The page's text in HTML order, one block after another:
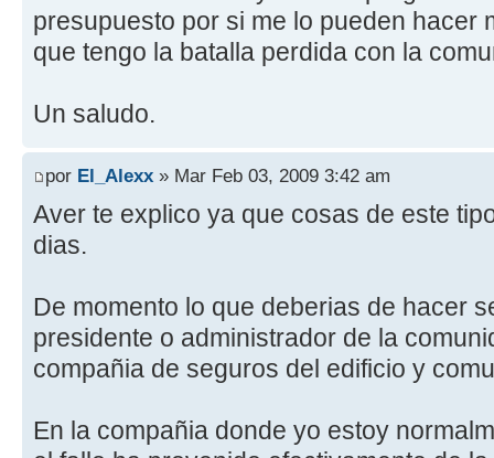
presupuesto por si me lo pueden hacer
que tengo la batalla perdida con la
Un saludo.
por El_Alexx » Mar Feb 03, 2009 3:42 am
Aver te explico ya que cosas de este
dias.
De momento lo que deberias de hacer
presidente o administrador de la
compañia de seguros del edificio y
En la compañia donde yo estoy